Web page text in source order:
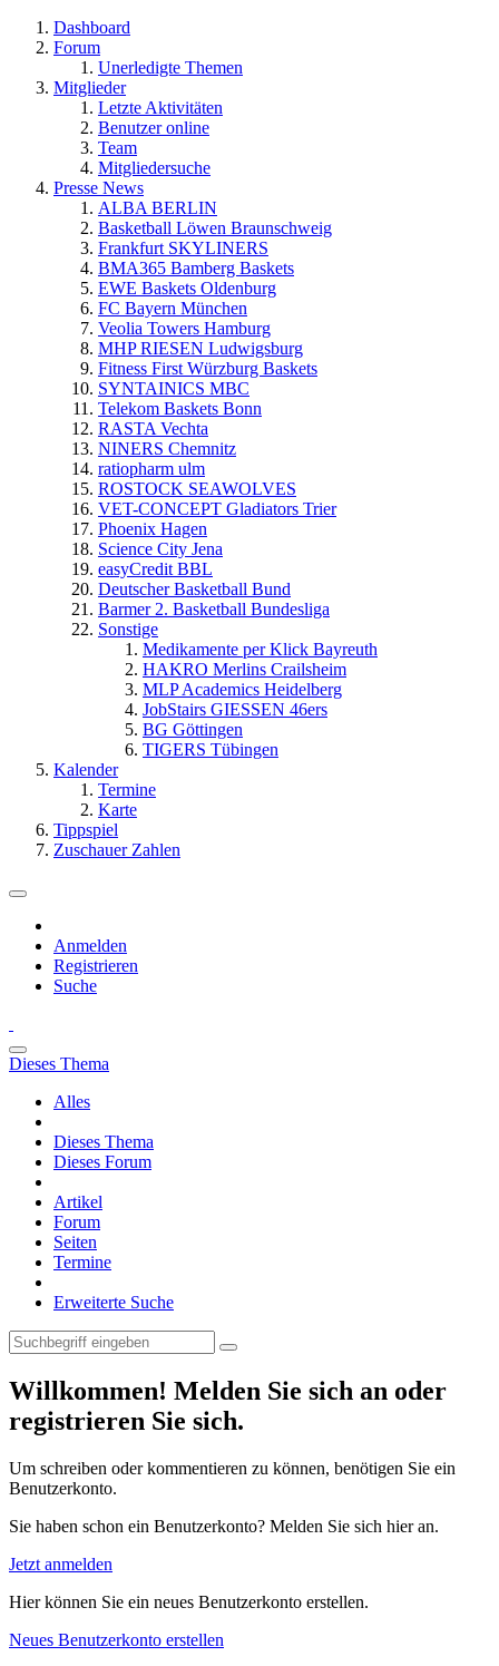
Dashboard
Forum
Unerledigte Themen
Mitglieder
Letzte Aktivitäten
Benutzer online
Team
Mitgliedersuche
Presse News
ALBA BERLIN
Basketball Löwen Braunschweig
Frankfurt SKYLINERS
BMA365 Bamberg Baskets
EWE Baskets Oldenburg
FC Bayern München
Veolia Towers Hamburg
MHP RIESEN Ludwigsburg
Fitness First Würzburg Baskets
SYNTAINICS MBC
Telekom Baskets Bonn
RASTA Vechta
NINERS Chemnitz
ratiopharm ulm
ROSTOCK SEAWOLVES
VET-CONCEPT Gladiators Trier
Phoenix Hagen
Science City Jena
easyCredit BBL
Deutscher Basketball Bund
Barmer 2. Basketball Bundesliga
Sonstige
Medikamente per Klick Bayreuth
HAKRO Merlins Crailsheim
MLP Academics Heidelberg
JobStairs GIESSEN 46ers
BG Göttingen
TIGERS Tübingen
Kalender
Termine
Karte
Tippspiel
Zuschauer Zahlen
Anmelden
Registrieren
Suche
Dieses Thema
Alles
Dieses Thema
Dieses Forum
Artikel
Forum
Seiten
Termine
Erweiterte Suche
Willkommen! Melden Sie sich an oder
registrieren Sie sich.
Um schreiben oder kommentieren zu können, benötigen Sie ein
Benutzerkonto.
Sie haben schon ein Benutzerkonto? Melden Sie sich hier an.
Jetzt anmelden
Hier können Sie ein neues Benutzerkonto erstellen.
Neues Benutzerkonto erstellen